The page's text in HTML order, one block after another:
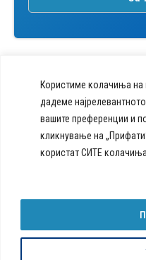
Користиме колачиња на
дадеме
вашите преференции и
кликнување на
користат СИТЕ колачиња.
+ 389 2 30 99 500